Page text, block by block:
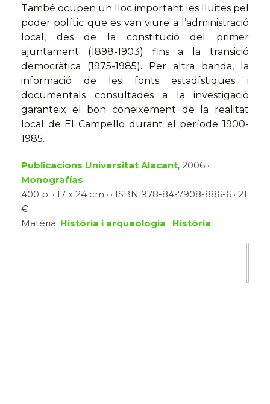
També ocupen un lloc important les lluites pel
poder polític que es van viure a l’administració
local, des de la constitució del primer
ajuntament (1898-1903) fins a la transició
democràtica (1975-1985). Per altra banda, la
informació de les fonts estadístiques i
documentals consultades a la investigació
garanteix el bon coneixement de la realitat
local de El Campello durant el període 1900-
1985.
Publicacions Universitat Alacant, 2006 ·
Monografías
400 p. · 17 x 24 cm · · ISBN 978-84-7908-886-6 · 21
€
Matèria: Història i arqueologia : Història